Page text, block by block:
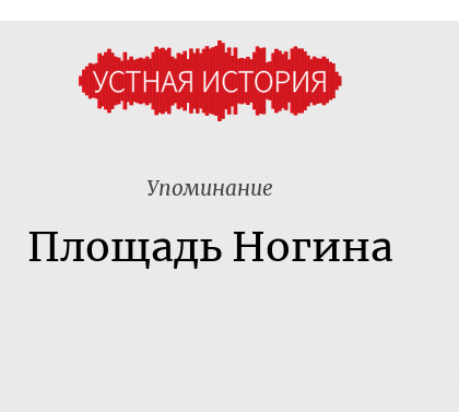
Упоминание
Площадь Ногина